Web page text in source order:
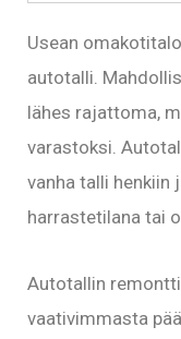
Usean
autotalli.
lähes rajattoma,
varastoksi.
vanha talli henkiin
harrastetilana tai
Autotallin
vaativimmasta